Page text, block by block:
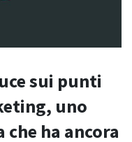
sui punti
uno
ha ancora